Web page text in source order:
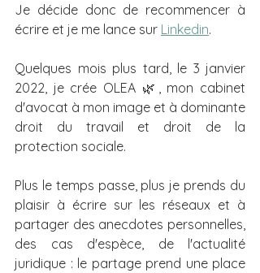
Je décide donc de recommencer à
écrire et je me lance sur Linkedin.
Quelques mois plus tard, le 3 janvier
2022, je crée OLEA 🌿, mon cabinet
d'avocat à mon image et à dominante
droit du travail et droit de la
protection sociale.
Plus le temps passe, plus je prends du
plaisir à écrire sur les réseaux et à
partager des anecdotes personnelles,
des cas d'espèce, de l'actualité
juridique : le partage prend une place